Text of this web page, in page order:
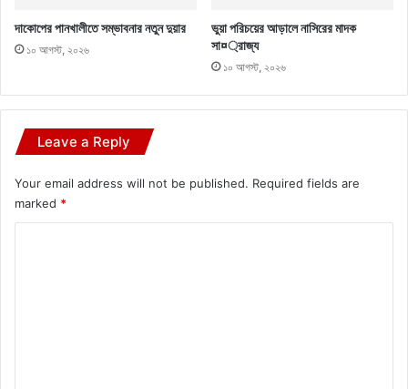
দাকোপের পানখালীতে সম্ভাবনার নতুন দুয়ার
১০ আগস্ট, ২০২৬
ভুয়া পরিচয়ের আড়ালে নাসিরের মাদক
সা¤্রাজ্য
১০ আগস্ট, ২০২৬
Leave a Reply
Your email address will not be published. Required fields are
marked *